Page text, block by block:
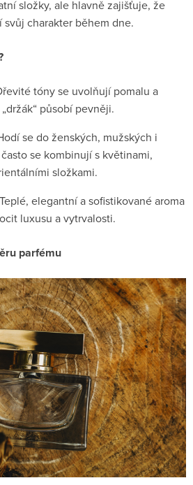
složky, ale hlavně zajišťuje, že
charakter během dne.
tóny se uvolňují pomalu a
působí pevněji.
se do ženských, mužských i
se kombinují s květinami,
složkami.
Teplé, elegantní a sofistikované aroma
luxusu a vytrvalosti.
parfému